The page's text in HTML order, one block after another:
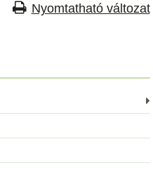
Nyomtatható változat